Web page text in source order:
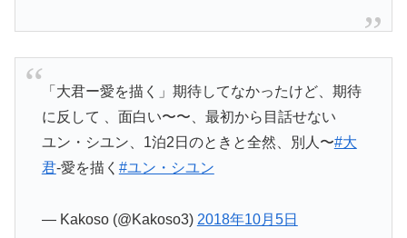
「大君ー愛を描く」期待してなかったけど、期待
に反して 、面白い〜〜、最初から目話せない
ユン・シユン、1泊2日のときと全然、別人〜#大
君-愛を描く #ユン・シユン
— Kakoso (@Kakoso3) 2018年10月5日